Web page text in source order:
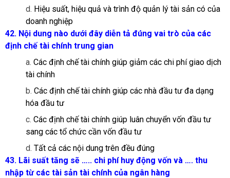
d. Hiệu suất, hiệu quả và trình độ quản lý tài sản có của
doanh nghiệp
42. Nội dung nào dưới đây diễn tả đúng vai trò của các
định chế tài chính trung gian
a. Các định chế tài chính giúp giảm các chi phí giao dịch
tài chính
b. Các định chế tài chính giúp các nhà đầu tư đa dạng
hóa đầu tư
c. Các định chế tài chính giúp luân chuyển vốn đầu tư
sang các tổ chức cần vốn đầu tư
d. Tất cả các nội dung trên đều đúng
43. Lãi suất tăng sẽ ….. chi phí huy động vốn và …. thu
nhập từ các tài sản tài chính của ngân hàng